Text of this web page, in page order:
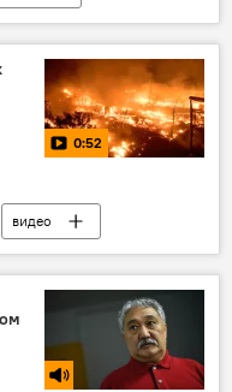
0:52
видео
Франция